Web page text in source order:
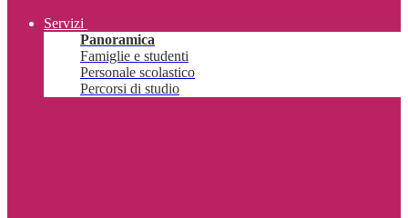
Servizi
Panoramica
Famiglie e studenti
Personale scolastico
Percorsi di studio